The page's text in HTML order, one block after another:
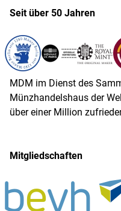
Seit über 50 Jahren
MDM im Dienst des
Münzhandelshaus der
über einer Million
Mitgliedschaften